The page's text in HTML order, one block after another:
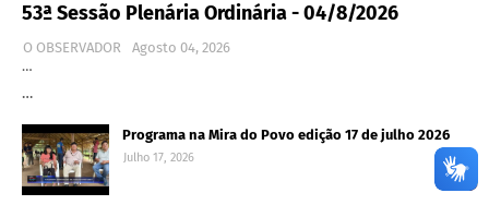
53ª Sessão Plenária Ordinária - 04/8/2026
O OBSERVADOR
Agosto 04, 2026
…
…
Programa na Mira do Povo edição 17 de julho 2026
Julho 17, 2026